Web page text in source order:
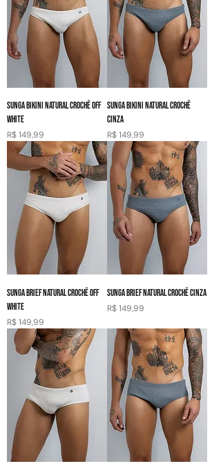
SUNGA BIKINI NATURAL CROCHÊ OFF
WHITE
Preço
R$ 149,99
SUNGA BIKINI NATURAL CROCHÊ
CINZA
Preço
R$ 149,99
SUNGA BRIEF NATURAL CROCHÊ OFF
WHITE
Preço
R$ 149,99
SUNGA BRIEF NATURAL CROCHÊ CINZA
Preço
R$ 149,99